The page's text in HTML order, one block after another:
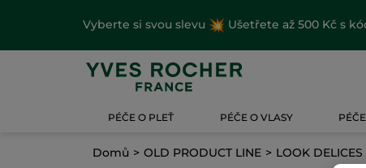
Vyberte si svou slevu Ušetřete až 500 Kč s
PÉČE O PLEŤ PÉČE O VLASY
Domů OLD PRODUCT LINE LOOK DELICES